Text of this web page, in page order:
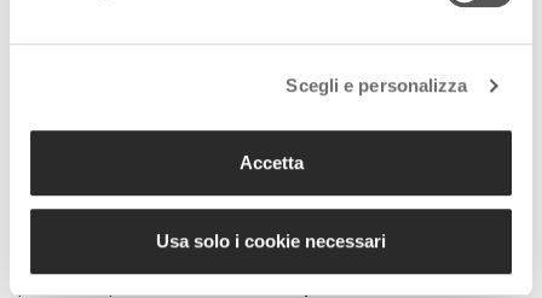
Scegli e personalizza
Accetta
Usa solo i cookie necessari
Le altre città in classifica
quintain classifica è Madrid, elogiata in